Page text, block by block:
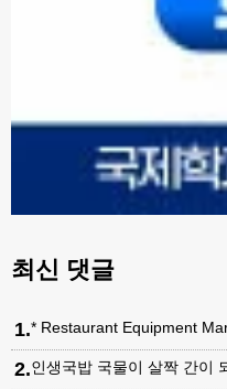
최신 댓글
1.* Restaurant Equipment
2.인생국밥 국물이 살짝 간이